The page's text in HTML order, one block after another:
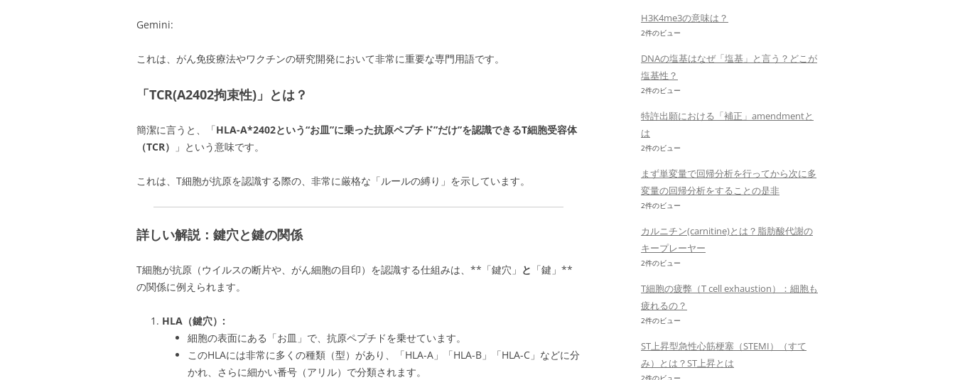
Gemini:
これは、がん免疫療法やワクチンの研究開発において非常に重要な専門用語です。
「TCR(A2402拘束性)」とは？
簡潔に言うと、「HLA-A*2402という“お皿”に乗った抗原ペプチド”だけ”を認識できるT細胞受容体
（TCR）
」という意味です。
これは、T細胞が抗原を認識する際の、非常に厳格な「ルールの縛り」を示しています。
詳しい解説：鍵穴と鍵の関係
T細胞が抗原（ウイルスの断片や、がん細胞の目印）を認識する仕組みは、**「鍵穴」 と 「鍵」**
の関係に例えられます。
HLA（鍵穴）:
細胞の表面にある「お皿」で、抗原ペプチドを乗せています。
このHLAには非常に多くの種類（型）があり、「HLA-A」「HLA-B」「HLA-C」などに分
かれ、さらに細かい番号（アリル）で分類されます。
H3K4me3の意味は？
2件のビュー
DNAの塩基はなぜ「塩基」と言う？どこが
塩基性？
2件のビュー
特許出願における「補正」amendmentと
は
2件のビュー
まず単変量で回帰分析を行ってから次に多
変量の回帰分析をすることの是非
2件のビュー
カルニチン(carnitine)とは？脂肪酸代謝の
キープレーヤー
2件のビュー
T細胞の疲弊（T cell exhaustion）：細胞も
疲れるの？
2件のビュー
ST上昇型急性心筋梗塞（STEMI）（すて
み）とは？ST上昇とは
2件のビュー